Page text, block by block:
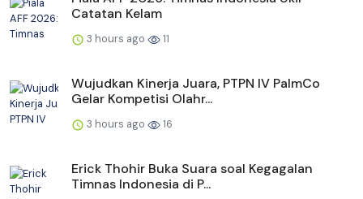
Catatan Kelam
3 hours ago 11
Wujudkan Kinerja Juara, PTPN IV PalmCo
Gelar Kompetisi Olahr...
3 hours ago 16
Erick Thohir Buka Suara soal Kegagalan
Timnas Indonesia di P...